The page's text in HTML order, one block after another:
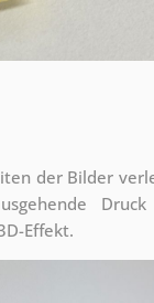
der Bilder
Effekt.